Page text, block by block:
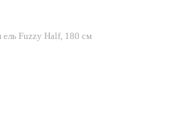
ель Fuzzy Half, 180 см